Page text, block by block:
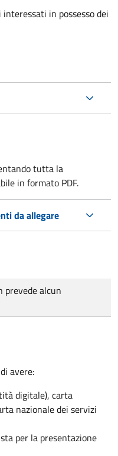
in possesso dei
tutta la
in formato PDF.
da allegare
prevede alcun
avere:
digitale), carta
nazionale dei servizi
per la presentazione